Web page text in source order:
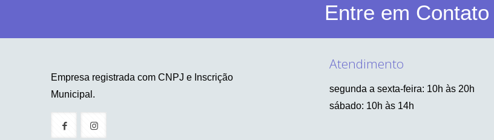
Entre em Contato
Empresa registrada com CNPJ e Inscrição
Municipal.
Atendimento
segunda a sexta-feira: 10h às 20h
sábado: 10h às 14h